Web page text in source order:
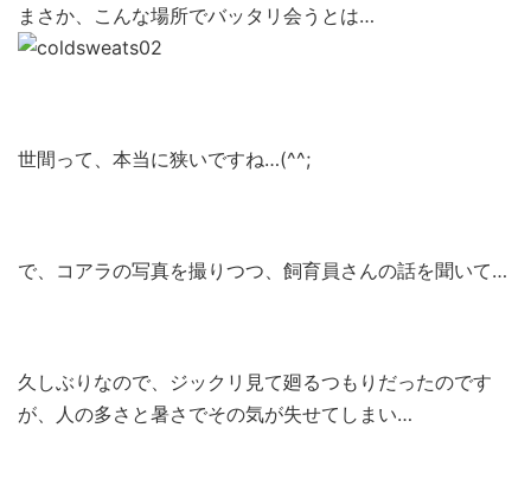
まさか、こんな場所でバッタリ会うとは…
世間って、本当に狭いですね…(^^;
で、コアラの写真を撮りつつ、飼育員さんの話を聞いて…
久しぶりなので、ジックリ見て廻るつもりだったのです
が、人の多さと暑さでその気が失せてしまい…